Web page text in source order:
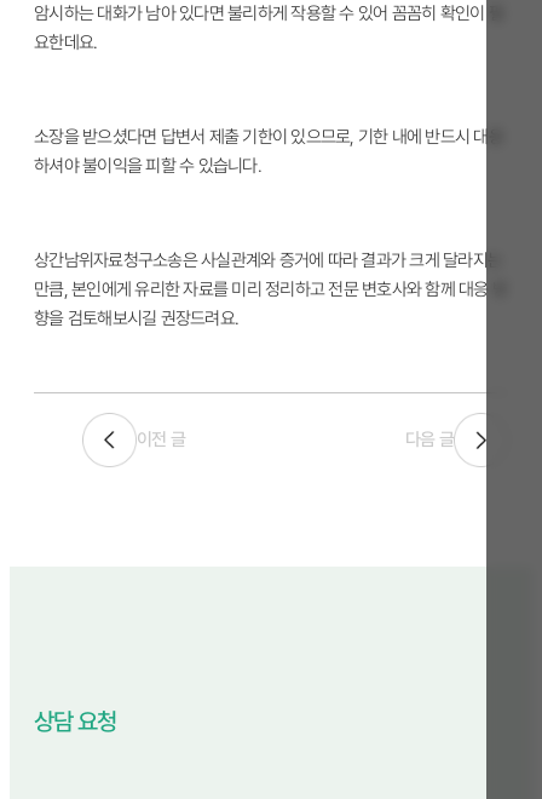
암시하는 대화가 남아 있다면 불리하게 작용할 수 있어 꼼꼼히 확인이 필
요한데요.
소장을 받으셨다면 답변서 제출 기한이 있으므로, 기한 내에 반드시 대응
하셔야 불이익을 피할 수 있습니다.
상간남위자료청구소송은 사실관계와 증거에 따라 결과가 크게 달라지는
만큼, 본인에게 유리한 자료를 미리 정리하고 전문 변호사와 함께 대응 방
향을 검토해보시길 권장드려요.
이전 글 다음 글
상담 요청